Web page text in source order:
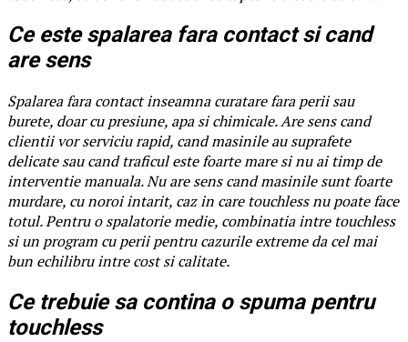
Ce este spalarea fara contact si cand
are sens
Spalarea fara contact inseamna curatare fara perii sau
burete, doar cu presiune, apa si chimicale. Are sens cand
clientii vor serviciu rapid, cand masinile au suprafete
delicate sau cand traficul este foarte mare si nu ai timp de
interventie manuala. Nu are sens cand masinile sunt foarte
murdare, cu noroi intarit, caz in care touchless nu poate face
totul. Pentru o spalatorie medie, combinatia intre touchless
si un program cu perii pentru cazurile extreme da cel mai
bun echilibru intre cost si calitate.
Ce trebuie sa contina o spuma pentru
touchless